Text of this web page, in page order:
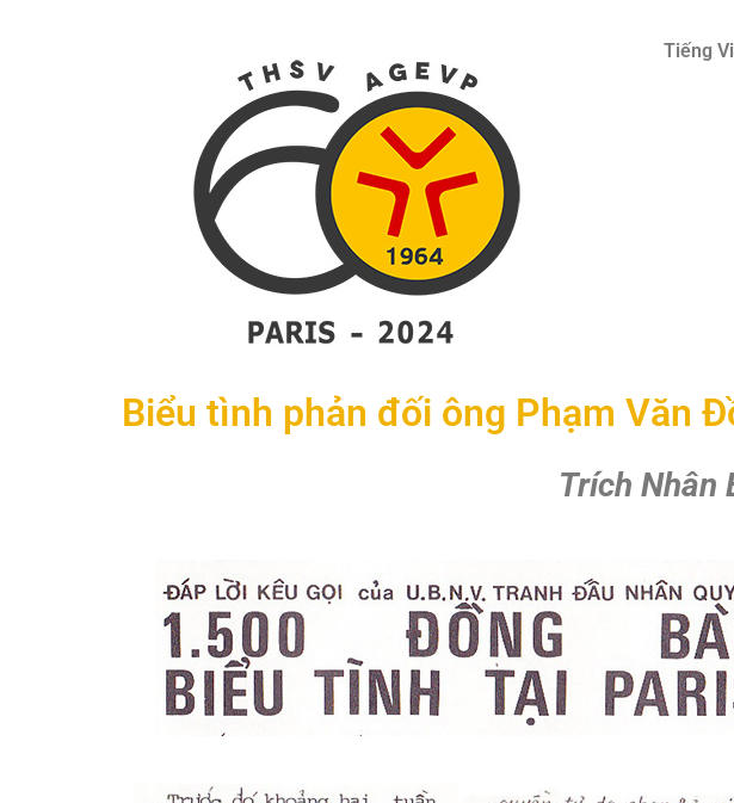
Tiếng
Biểu tình phản đối ông Phạm Văn
Trích Nhân